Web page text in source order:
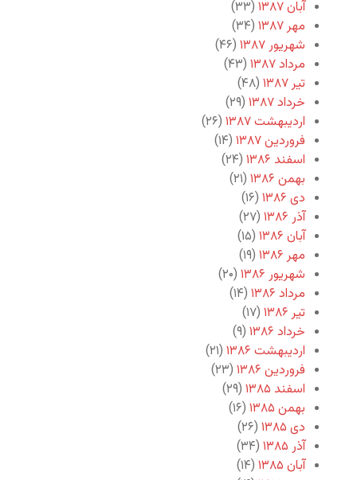
آبان ۱۳۸۷
(۳۳)
مهر ۱۳۸۷
(۳۴)
شهریور ۱۳۸۷
(۴۶)
مرداد ۱۳۸۷
(۴۳)
تیر ۱۳۸۷
(۴۸)
خرداد ۱۳۸۷
(۲۹)
اردیبهشت ۱۳۸۷
(۲۶)
فروردین ۱۳۸۷
(۱۴)
اسفند ۱۳۸۶
(۲۴)
بهمن ۱۳۸۶
(۲۱)
دی ۱۳۸۶
(۱۶)
آذر ۱۳۸۶
(۲۷)
آبان ۱۳۸۶
(۱۵)
مهر ۱۳۸۶
(۱۹)
شهریور ۱۳۸۶
(۲۰)
مرداد ۱۳۸۶
(۱۴)
تیر ۱۳۸۶
(۱۷)
خرداد ۱۳۸۶
(۹)
اردیبهشت ۱۳۸۶
(۲۱)
فروردین ۱۳۸۶
(۲۳)
اسفند ۱۳۸۵
(۲۹)
بهمن ۱۳۸۵
(۱۶)
دی ۱۳۸۵
(۲۶)
آذر ۱۳۸۵
(۳۴)
آبان ۱۳۸۵
(۱۴)